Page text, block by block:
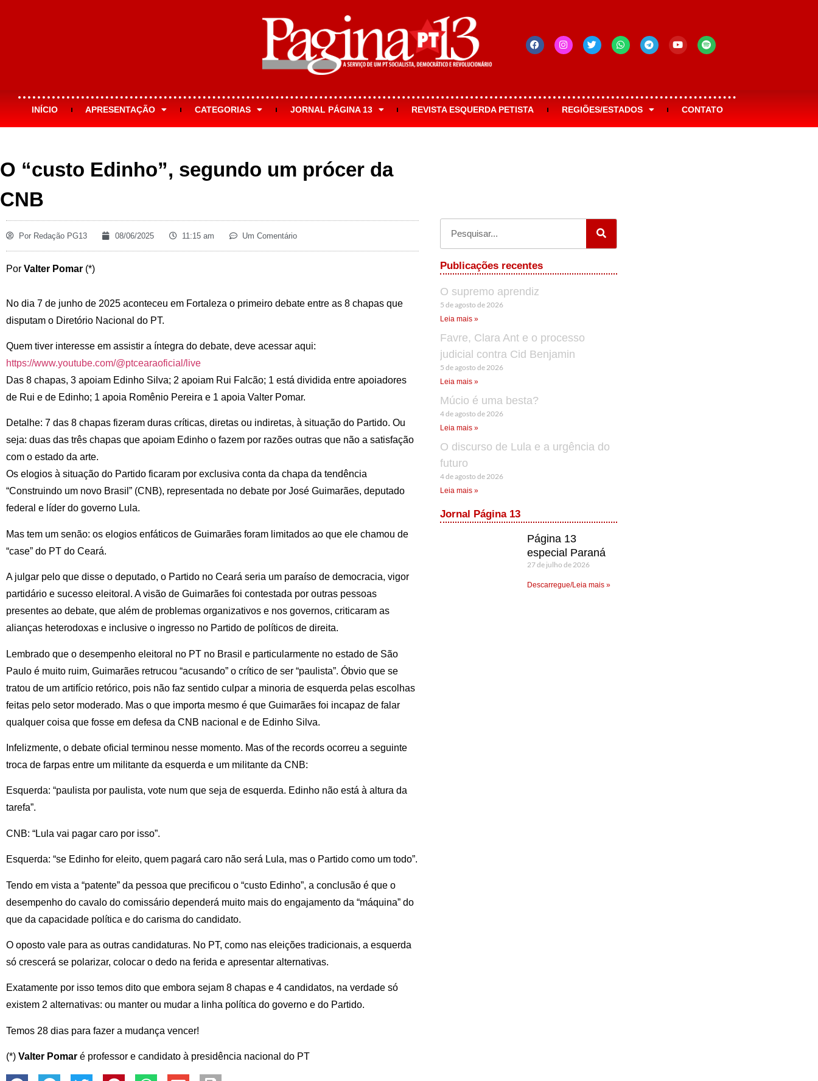
INÍCIO APRESENTAÇÃO CATEGORIAS JORNAL PÁGINA 13 REVISTA ESQUERDA PETISTA REGIÕES/ESTADOS CONTATO
O “custo Edinho”, segundo um prócer da
CNB
Por Redação PG13 08/06/2025 11:15 am Um Comentário
Por Valter Pomar (*)
No dia 7 de junho de 2025 aconteceu em Fortaleza o primeiro debate entre as 8 chapas que
disputam o Diretório Nacional do PT.
Quem tiver interesse em assistir a íntegra do debate, deve acessar aqui:
https://www.youtube.com/@ptcearaoficial/live
Das 8 chapas, 3 apoiam Edinho Silva; 2 apoiam Rui Falcão; 1 está dividida entre apoiadores
de Rui e de Edinho; 1 apoia Romênio Pereira e 1 apoia Valter Pomar.
Detalhe: 7 das 8 chapas fizeram duras críticas, diretas ou indiretas, à situação do Partido. Ou
seja: duas das três chapas que apoiam Edinho o fazem por razões outras que não a satisfação
com o estado da arte.
Os elogios à situação do Partido ficaram por exclusiva conta da chapa da tendência
“Construindo um novo Brasil” (CNB), representada no debate por José Guimarães, deputado
federal e líder do governo Lula.
Mas tem um senão: os elogios enfáticos de Guimarães foram limitados ao que ele chamou de
“case” do PT do Ceará.
A julgar pelo que disse o deputado, o Partido no Ceará seria um paraíso de democracia, vigor
partidário e sucesso eleitoral. A visão de Guimarães foi contestada por outras pessoas
presentes ao debate, que além de problemas organizativos e nos governos, criticaram as
alianças heterodoxas e inclusive o ingresso no Partido de políticos de direita.
Lembrado que o desempenho eleitoral no PT no Brasil e particularmente no estado de São
Paulo é muito ruim, Guimarães retrucou “acusando” o crítico de ser “paulista”. Óbvio que se
tratou de um artifício retórico, pois não faz sentido culpar a minoria de esquerda pelas escolhas
feitas pelo setor moderado. Mas o que importa mesmo é que Guimarães foi incapaz de falar
qualquer coisa que fosse em defesa da CNB nacional e de Edinho Silva.
Infelizmente, o debate oficial terminou nesse momento. Mas of the records ocorreu a seguinte
troca de farpas entre um militante da esquerda e um militante da CNB:
Esquerda: “paulista por paulista, vote num que seja de esquerda. Edinho não está à altura da
tarefa”.
CNB: “Lula vai pagar caro por isso”.
Esquerda: “se Edinho for eleito, quem pagará caro não será Lula, mas o Partido como um todo”.
Tendo em vista a “patente” da pessoa que precificou o “custo Edinho”, a conclusão é que o
desempenho do cavalo do comissário dependerá muito mais do engajamento da “máquina” do
que da capacidade política e do carisma do candidato.
O oposto vale para as outras candidaturas. No PT, como nas eleições tradicionais, a esquerda
só crescerá se polarizar, colocar o dedo na ferida e apresentar alternativas.
Exatamente por isso temos dito que embora sejam 8 chapas e 4 candidatos, na verdade só
existem 2 alternativas: ou manter ou mudar a linha política do governo e do Partido.
Temos 28 dias para fazer a mudança vencer!
(*) Valter Pomar é professor e candidato à presidência nacional do PT
Publicações recentes
O supremo aprendiz
5 de agosto de 2026
Leia mais »
Favre, Clara Ant e o processo
judicial contra Cid Benjamin
5 de agosto de 2026
Leia mais »
Múcio é uma besta?
4 de agosto de 2026
Leia mais »
O discurso de Lula e a urgência do
futuro
4 de agosto de 2026
Leia mais »
Jornal Página 13
Página 13
especial Paraná
27 de julho de 2026
Descarregue/Leia mais »